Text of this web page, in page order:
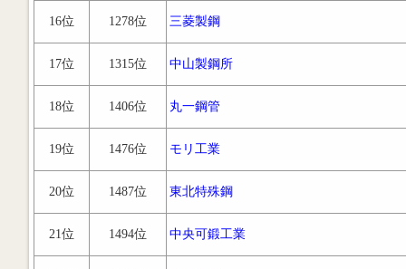
16位 1278位 三菱製鋼
17位 1315位 中山製鋼所
18位 1406位 丸一鋼管
19位 1476位 モリ工業
20位 1487位 東北特殊鋼
21位 1494位 中央可鍛工業